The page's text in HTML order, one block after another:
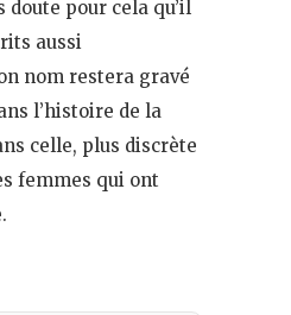
doute pour cela qu’il
aussi
nom restera gravé
l’histoire de la
celle, plus discrète
femmes qui ont